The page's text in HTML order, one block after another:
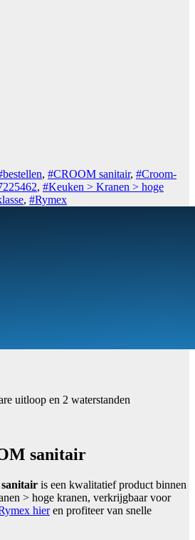
, #CROOM sanitair, #Croom-
, #Keuken > Kranen > hoge
, #Rymex
uitloop en 2 waterstanden
sanitair
is een kwalitatief product binnen
> hoge kranen, verkrijgbaar voor
hieren profiteer van snelle